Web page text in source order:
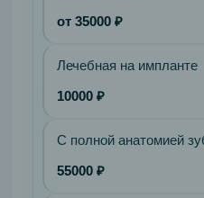
от 35000 ₽
Лечебная на импланте
10000 ₽
С полной анатомией
55000 ₽